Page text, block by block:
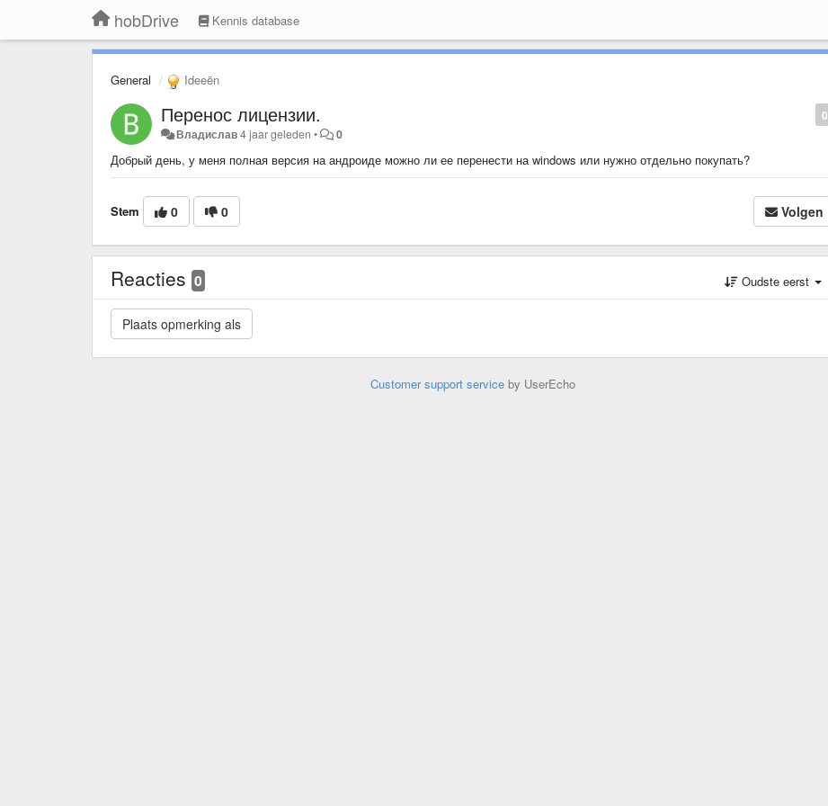
hobDrive Kennis database
General Ideeën
0
Перенос лицензии.
Владислав4 jaar geleden • 0
Добрый день, у меня полная версия на андроиде можно ли ее перенести на windows или нужно отдельно покупать?
Stem 0 0 Volgen
Reacties 0 Oudste eerst
Customer support serviceby UserEcho